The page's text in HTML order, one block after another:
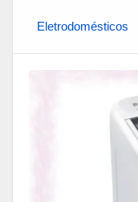
Eletrodomésticos